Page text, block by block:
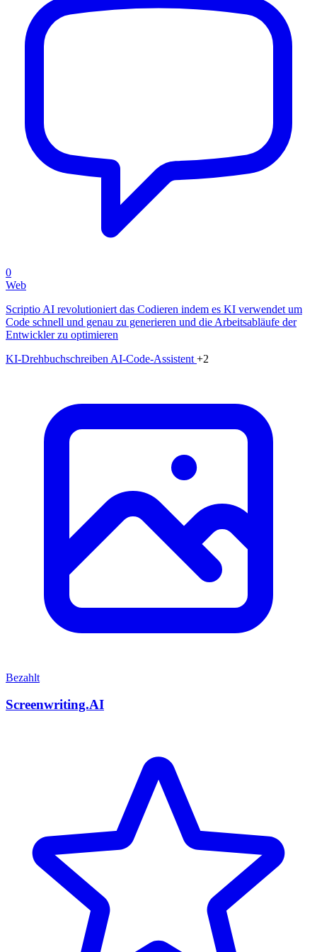
0
Web
Scriptio AI revolutioniert das Codieren indem es KI verwendet um
Code schnell und genau zu generieren und die Arbeitsabläufe der
Entwickler zu optimieren
KI-Drehbuchschreiben AI-Code-Assistent +2
Bezahlt
Screenwriting.AI